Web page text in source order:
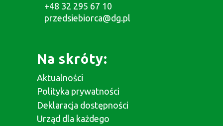
+48 32 295 67 10
przedsiebiorca@dg.pl
Na skróty:
Aktualności
Polityka prywatności
Deklaracja dostępności
Urząd dla każdego